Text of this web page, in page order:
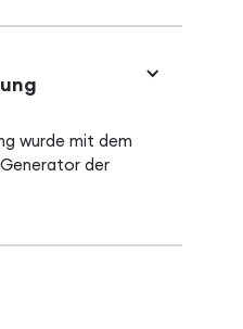
wurde mit dem
der